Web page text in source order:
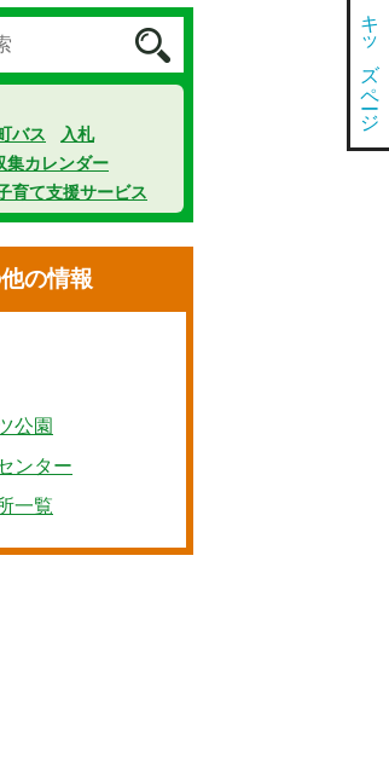
バス
入札
集カレンダー
育て支援サービス
の情報
公園
ンター
一覧
キッズページ